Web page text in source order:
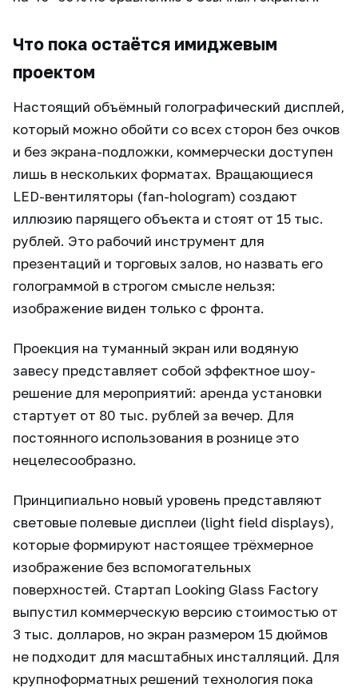
Что пока остаётся имиджевым
проектом
Настоящий объёмный голографический дисплей,
который можно обойти со всех сторон без очков
и без экрана-подложки, коммерчески доступен
лишь в нескольких форматах. Вращающиеся
LED-вентиляторы (fan-hologram) создают
иллюзию парящего объекта и стоят от 15 тыс.
рублей. Это рабочий инструмент для
презентаций и торговых залов, но назвать его
голограммой в строгом смысле нельзя:
изображение виден только с фронта.
Проекция на туманный экран или водяную
завесу представляет собой эффектное шоу-
решение для мероприятий: аренда установки
стартует от 80 тыс. рублей за вечер. Для
постоянного использования в рознице это
нецелесообразно.
Принципиально новый уровень представляют
световые полевые дисплеи (light field displays),
которые формируют настоящее трёхмерное
изображение без вспомогательных
поверхностей. Стартап Looking Glass Factory
выпустил коммерческую версию стоимостью от
3 тыс. долларов, но экран размером 15 дюймов
не подходит для масштабных инсталляций. Для
крупноформатных решений технология пока